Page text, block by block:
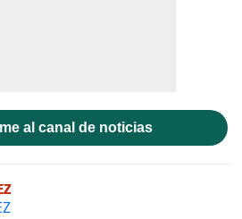
al canal de noticias